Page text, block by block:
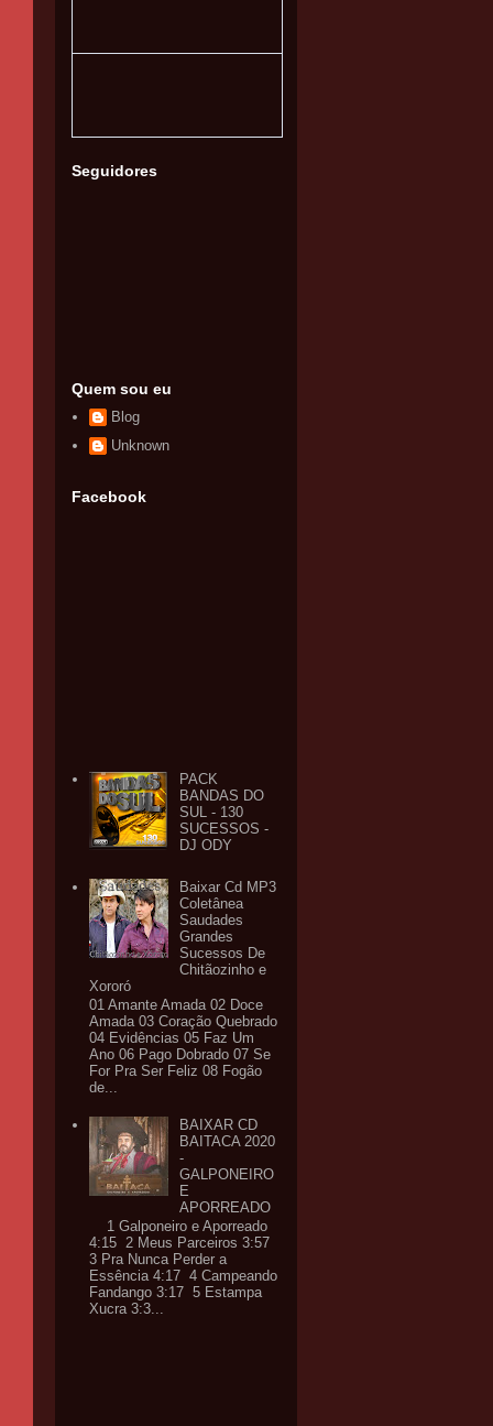
Seguidores
Quem sou eu
Blog
Unknown
Facebook
PACK
BANDAS DO
SUL - 130
SUCESSOS -
DJ ODY
Baixar Cd MP3
Coletânea
Saudades
Grandes
Sucessos De
Chitãozinho e
Xororó
01 Amante Amada 02 Doce
Amada 03 Coração Quebrado
04 Evidências 05 Faz Um
Ano 06 Pago Dobrado 07 Se
For Pra Ser Feliz 08 Fogão
de...
BAIXAR CD
BAITACA 2020
-
GALPONEIRO
E
APORREADO
1 Galponeiro e Aporreado
4:15 2 Meus Parceiros 3:57
3 Pra Nunca Perder a
Essência 4:17 4 Campeando
Fandango 3:17 5 Estampa
Xucra 3:3...